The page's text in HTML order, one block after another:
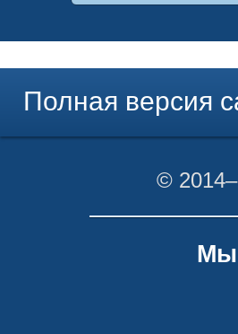
Полная версия
©
Мы